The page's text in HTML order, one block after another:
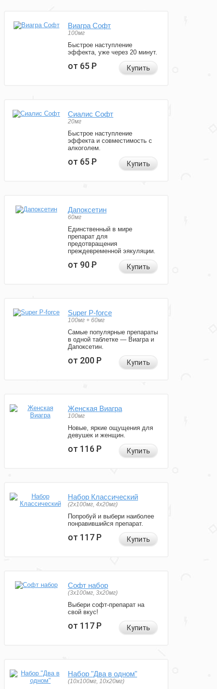
Виагра Софт
100мг
Быстрое наступление
эффекта, уже через 20 минут.
от 65Р Купить
Сиалис Софт
20мг
Быстрое наступление
эффекта и совместимость с
алкоголем.
от 65Р Купить
Дапоксетин
60мг
Единственный в мире
препарат для
предотвращения
преждевременной эякуляции.
от 90Р Купить
Super P-force
100мг + 60мг
Самые популярные препараты
в одной таблетке — Виагра и
Дапоксетин.
от 200Р Купить
Женская Виагра
100мг
Новые, яркие ощущения для
девушек и женщин.
от 116Р Купить
Набор Классический
(2x100мг, 4x20мг)
Попробуй и выбери наиболее
понравившийся препарат.
от 117Р Купить
Софт набор
(3x100мг, 3x20мг)
Выбери софт-препарат на
свой вкус!
от 117Р Купить
Набор "Два в одном"
(10x100мг, 10x20мг)